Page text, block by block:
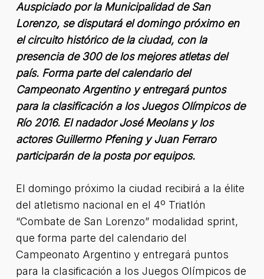
Auspiciado por la Municipalidad de San
Lorenzo, se disputará el domingo próximo en
el circuito histórico de la ciudad, con la
presencia de 300 de los mejores atletas del
país. Forma parte del calendario del
Campeonato Argentino y entregará puntos
para la clasificación a los Juegos Olímpicos de
Río 2016. El nadador José Meolans y los
actores Guillermo Pfening y Juan Ferraro
participarán de la posta por equipos.
El domingo próximo la ciudad recibirá a la élite
del atletismo nacional en el 4º Triatlón
“Combate de San Lorenzo” modalidad sprint,
que forma parte del calendario del
Campeonato Argentino y entregará puntos
para la clasificación a los Juegos Olímpicos de